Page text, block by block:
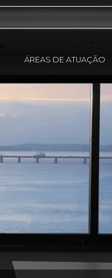
ÁREAS DE ATUAÇÃO